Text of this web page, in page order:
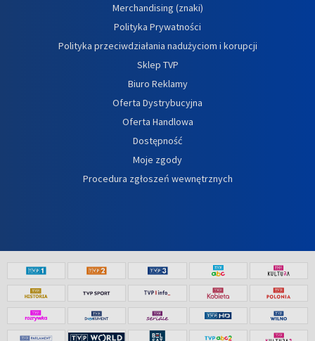
Merchandising (znaki)
Polityka Prywatności
Polityka przeciwdziałania nadużyciom i korupcji
Sklep TVP
Biuro Reklamy
Oferta Dystrybucyjna
Oferta Handlowa
Dostępność
Moje zgody
Procedura zgłoszeń wewnętrznych